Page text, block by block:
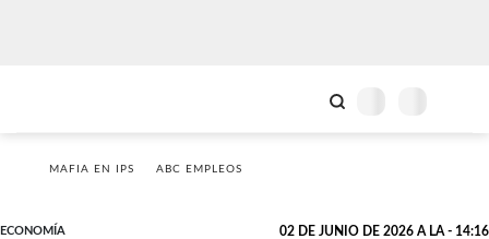
MAFIA EN IPS ABC EMPLEOS
ECONOMÍA 02 DE JUNIO DE 2026 A LA - 14:16